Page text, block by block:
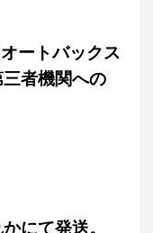
ートバックス
者機関への
にて発送。